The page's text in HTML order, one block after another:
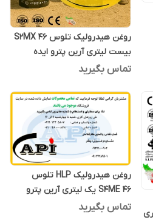
روغن هیدرولیک تلوس S2MX 46
بیست لیتری آرین پترو ایده
تماس بگیرید
روغن هیدرولیک HLP تلوس
S4ME 46 یک لیتری آرین پترو
ایده
تماس بگیرید